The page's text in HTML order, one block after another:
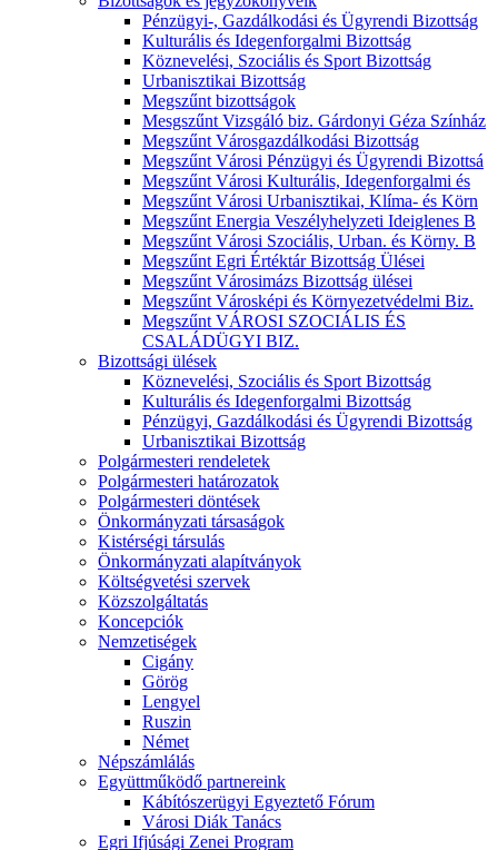
Pénzügyi-, Gazdálkodási és Ügyrendi Bizottság
Kulturális és Idegenforgalmi Bizottság
Köznevelési, Szociális és Sport Bizottság
Urbanisztikai Bizottság
Megszűnt bizottságok
Mesgszűnt Vizsgáló biz. Gárdonyi Géza Színház
Megszűnt Városgazdálkodási Bizottság
Megszűnt Városi Pénzügyi és Ügyrendi Bizottsá
Megszűnt Városi Kulturális, Idegenforgalmi és
Megszűnt Városi Urbanisztikai, Klíma- és Körn
Megszűnt Energia Veszélyhelyzeti Ideiglenes B
Megszűnt Városi Szociális, Urban. és Körny. B
Megszűnt Egri Értéktár Bizottság Ülései
Megszűnt Városimázs Bizottság ülései
Megszűnt Városképi és Környezetvédelmi Biz.
Megszűnt VÁROSI SZOCIÁLIS ÉS
CSALÁDÜGYI BIZ.
Bizottsági ülések
Köznevelési, Szociális és Sport Bizottság
Kulturális és Idegenforgalmi Bizottság
Pénzügyi, Gazdálkodási és Ügyrendi Bizottság
Urbanisztikai Bizottság
Polgármesteri rendeletek
Polgármesteri határozatok
Polgármesteri döntések
Önkormányzati társaságok
Kistérségi társulás
Önkormányzati alapítványok
Költségvetési szervek
Közszolgáltatás
Koncepciók
Nemzetiségek
Cigány
Görög
Lengyel
Ruszin
Német
Népszámlálás
Együttműködő partnereink
Kábítószerügyi Egyeztető Fórum
Városi Diák Tanács
Egri Ifjúsági Zenei Program